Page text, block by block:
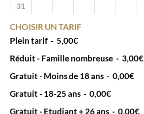
31
CHOISIR UN TARIF
Plein tarif - 5,00€
Réduit - Famille nombreuse - 3,00€
Gratuit - Moins de 18 ans - 0,00€
Gratuit - 18-25 ans - 0,00€
Gratuit - Etudiant + 26 ans - 0,00€